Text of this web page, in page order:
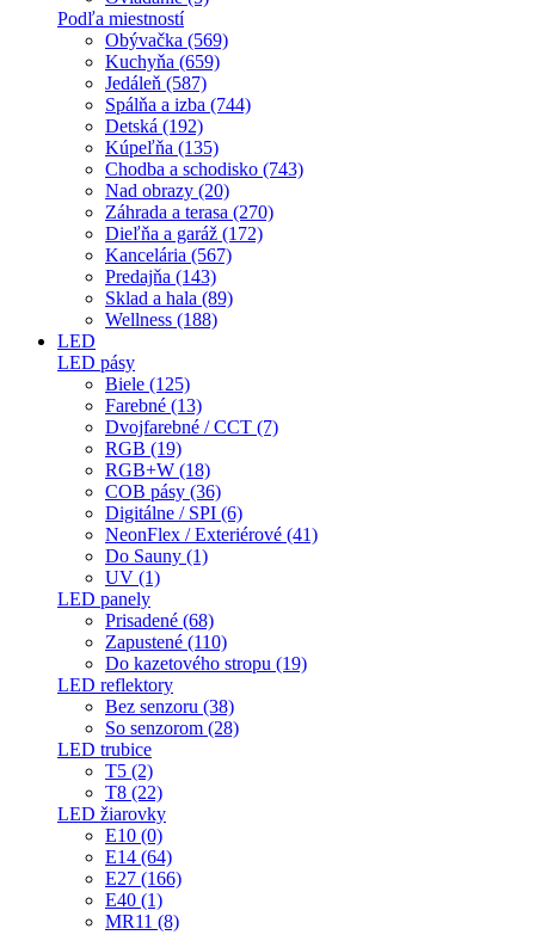
Podľa miestností
Obývačka (569)
Kuchyňa (659)
Jedáleň (587)
Spálňa a izba (744)
Detská (192)
Kúpeľňa (135)
Chodba a schodisko (743)
Nad obrazy (20)
Záhrada a terasa (270)
Dieľňa a garáž (172)
Kancelária (567)
Predajňa (143)
Sklad a hala (89)
Wellness (188)
LED
LED pásy
Biele (125)
Farebné (13)
Dvojfarebné / CCT (7)
RGB (19)
RGB+W (18)
COB pásy (36)
Digitálne / SPI (6)
NeonFlex / Exteriérové (41)
Do Sauny (1)
UV (1)
LED panely
Prisadené (68)
Zapustené (110)
Do kazetového stropu (19)
LED reflektory
Bez senzoru (38)
So senzorom (28)
LED trubice
T5 (2)
T8 (22)
LED žiarovky
E10 (0)
E14 (64)
E27 (166)
E40 (1)
MR11 (8)